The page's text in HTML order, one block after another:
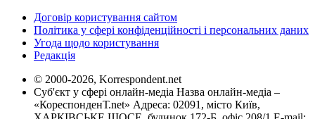
Договір користування сайтом
Політика у сфері конфіденційності і персональних даних
Угода щодо користування
Редакція
© 2000-2026, Korrespondent.net
Суб'єкт у сфері онлайн-медіа Назва онлайн-медіа –
«КореспонденТ.net» Адреса: 02091, місто Київ,